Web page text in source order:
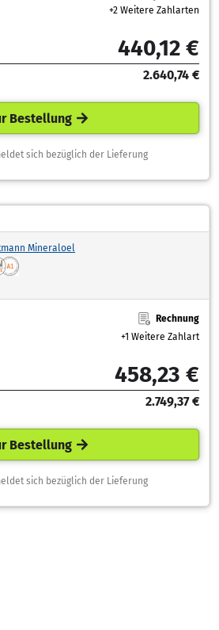
+2 Weitere Zahlarten
440,12 €
2.640,74 €
Bestellung
sich bezüglich der Lieferung
Mineraloel
Rechnung
+1 Weitere Zahlart
458,23 €
2.749,37 €
Bestellung
sich bezüglich der Lieferung